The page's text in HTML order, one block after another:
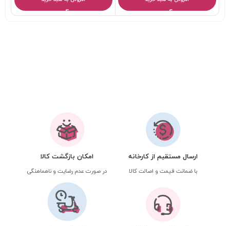
ارسال مستقیم از کارخانه
با ضمانت قیمت و اصالت کالا
امکان بازگشت کالا
در صورت عدم رضایت و ناهماهنگی